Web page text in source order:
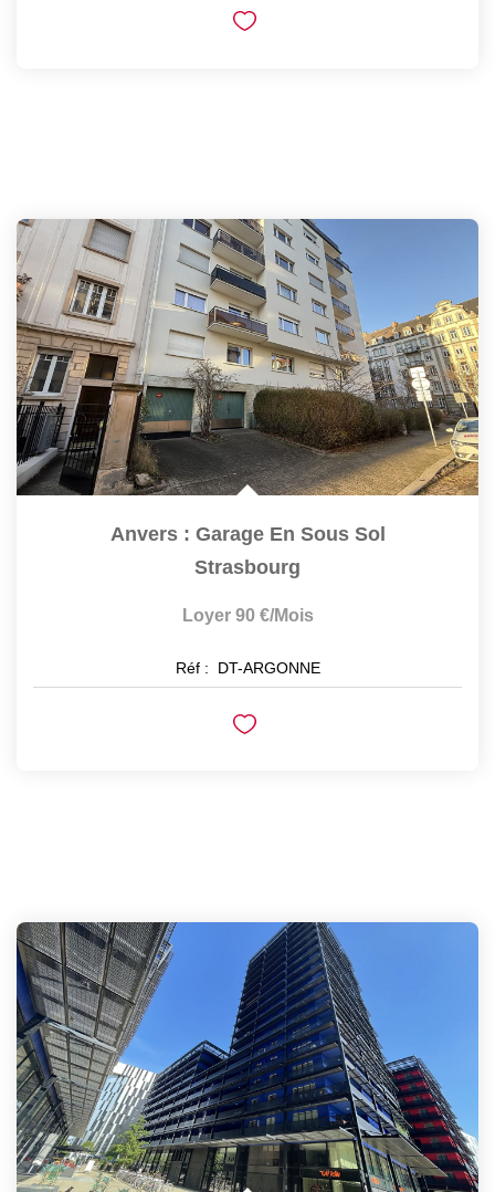
Anvers : Garage En Sous Sol
Strasbourg
Loyer 90 €/mois
Réf : DT-ARGONNE